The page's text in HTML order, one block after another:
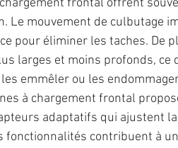
frontal offrent
Le mouvement de culbutage
pour éliminer les taches. De
larges et moins profonds,
emmêler ou les
à chargement frontal
adaptatifs qui ajustent
fonctionnalités contribuent à